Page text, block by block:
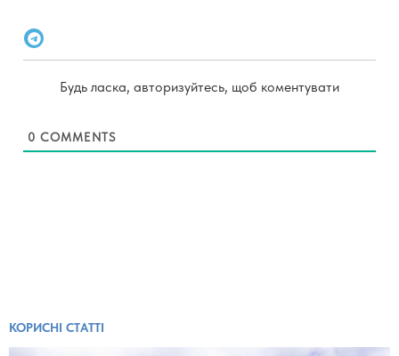
Будь ласка, авторизуйтесь, щоб коментувати
0 COMMENTS
КОРИСНІ СТАТТІ